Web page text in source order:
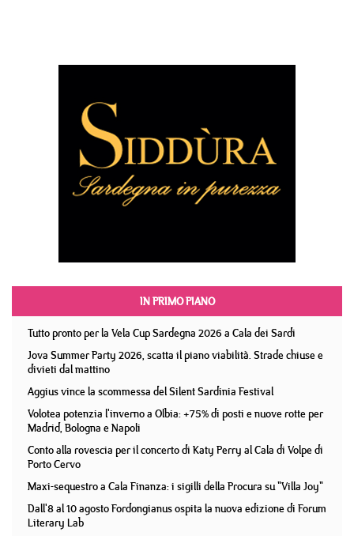
IN PRIMO PIANO
Tutto pronto per la Vela Cup Sardegna 2026 a Cala dei Sardi
Jova Summer Party 2026, scatta il piano viabilità. Strade chiuse e
divieti dal mattino
Aggius vince la scommessa del Silent Sardinia Festival
Volotea potenzia l'inverno a Olbia: +75% di posti e nuove rotte per
Madrid, Bologna e Napoli
Conto alla rovescia per il concerto di Katy Perry al Cala di Volpe di
Porto Cervo
Maxi-sequestro a Cala Finanza: i sigilli della Procura su "Villa Joy"
Dall'8 al 10 agosto Fordongianus ospita la nuova edizione di Forum
Literary Lab